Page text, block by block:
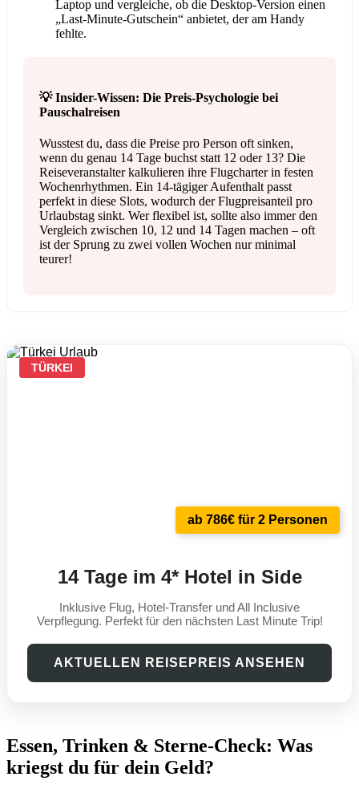
Laptop und vergleiche, ob die Desktop-Version einen
„Last-Minute-Gutschein“ anbietet, der am Handy
fehlte.
💡 Insider-Wissen: Die Preis-Psychologie bei
Pauschalreisen
Wusstest du, dass die Preise pro Person oft sinken,
wenn du genau 14 Tage buchst statt 12 oder 13? Die
Reiseveranstalter kalkulieren ihre Flugcharter in festen
Wochenrhythmen. Ein 14-tägiger Aufenthalt passt
perfekt in diese Slots, wodurch der Flugpreisanteil pro
Urlaubstag sinkt. Wer flexibel ist, sollte also immer den
Vergleich zwischen 10, 12 und 14 Tagen machen – oft
ist der Sprung zu zwei vollen Wochen nur minimal
teurer!
TÜRKEI
ab 786€ für 2 Personen
14 Tage im 4* Hotel in Side
Inklusive Flug, Hotel-Transfer und All Inclusive
Verpflegung. Perfekt für den nächsten Last Minute Trip!
AKTUELLEN REISEPREIS ANSEHEN
Essen, Trinken & Sterne-Check: Was
kriegst du für dein Geld?